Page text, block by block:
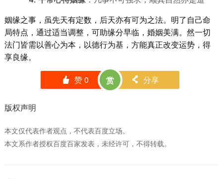
姻缘之事，虽先天有定数，后天亦有可为之法。明了自己命
局特点，通过适当调整，可助缘分早临，婚姻美满。然一切
法门皆需以善心为本，以德行为基，方能真正改变运势，得
享良缘。
󰄼 赞0 赏 󰄯 分享
版权声明
本文仅代表作者观点，不代表百度立场。
本文系作者授权百度百家发表，未经许可，不得转载。